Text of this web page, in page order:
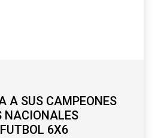
A SUS CAMPEONES
NACIONALES
6X6